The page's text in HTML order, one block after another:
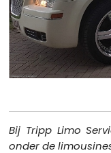
Bij Tripp Limo
onder de